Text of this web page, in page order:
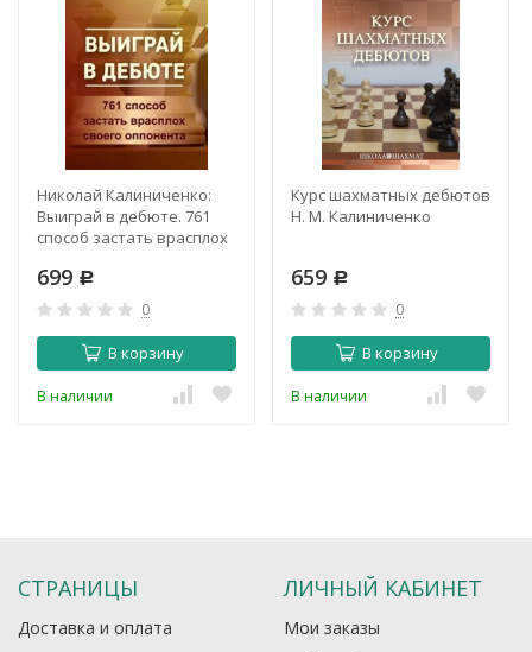
Николай Калиниченко:
Выиграй в дебюте. 761
способ застать врасплох
699 Р
0
В корзину
В наличии
Курс шахматных дебютов
Н. М. Калиниченко
659 Р
0
В корзину
В наличии
СТРАНИЦЫ
Доставка и оплата
ЛИЧНЫЙ КАБИНЕТ
Мои заказы